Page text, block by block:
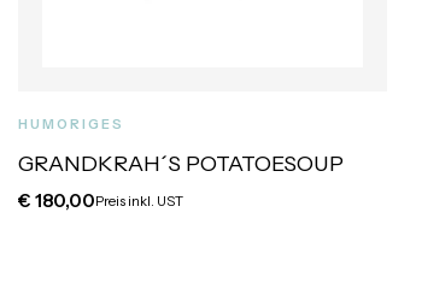
HUMORIGES
GRANDKRAH´S POTATOESOUP
€ 180,00Preis inkl. UST